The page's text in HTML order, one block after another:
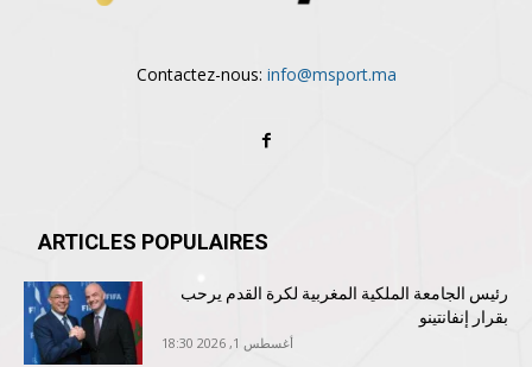
Contactez-nous: info@msport.ma
ARTICLES POPULAIRES
رئيس الجامعة الملكية المغربية لكرة القدم يرحب
بقرار إنفانتينو
أغسطس 1, 2026 18:30